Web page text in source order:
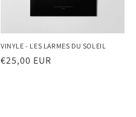
VINYLE - LES LARMES DU SOLEIL
Regular
€25,00 EUR